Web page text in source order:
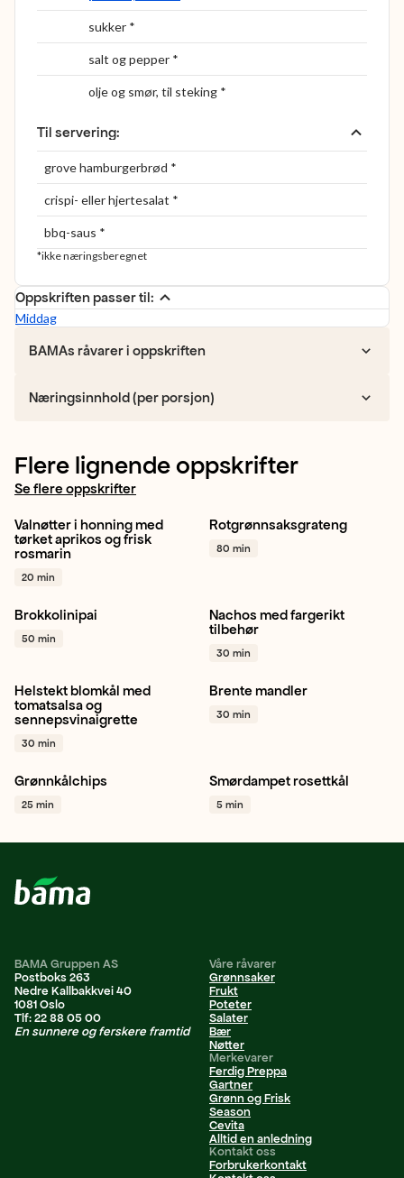
sukker *
salt og pepper *
olje og smør, til steking *
Til servering:
grove hamburgerbrød *
crispi- eller hjertesalat *
bbq-saus *
*ikke næringsberegnet
Oppskriften passer til:
Middag
BAMAs råvarer i oppskriften
Næringsinnhold (per porsjon)
Flere lignende oppskrifter
Se flere oppskrifter
Valnøtter
Rosmarin
Snacking
Valnøtter i honning med
tørket aprikos og frisk
rosmarin
20 min
Gulrot Sellerirot
Kålrot
+ 1
Rotgrønnsaksgrateng
80 min
Brokkolini
Rødløk
Brokkolinipai
50 min
Tomat Chili Rødløk
Nachos med fargerikt
tilbehør
30 min
Blomkål
Gressløk
Cherrytomat
+ 1
Helstekt blomkål med
tomatsalsa og
sennepsvinaigrette
30 min
Mandler Snacking
+ 1
Brente mandler
30 min
Grønnkål
Snacking
Vegetar / plantebasert
Grønnkålchips
25 min
Middag
Hverdagsmat
Vegetar / plantebasert
Smørdampet rosettkål
5 min
BAMA Gruppen AS
Postboks 263
Nedre Kallbakkvei 40
1081 Oslo
Tlf: 22 88 05 00
En sunnere og ferskere framtid
Våre råvarer
Grønnsaker
Frukt
Poteter
Salater
Bær
Nøtter
Merkevarer
Ferdig Preppa
Gartner
Grønn og Frisk
Season
Cevita
Alltid en anledning
Kontakt oss
Forbrukerkontakt